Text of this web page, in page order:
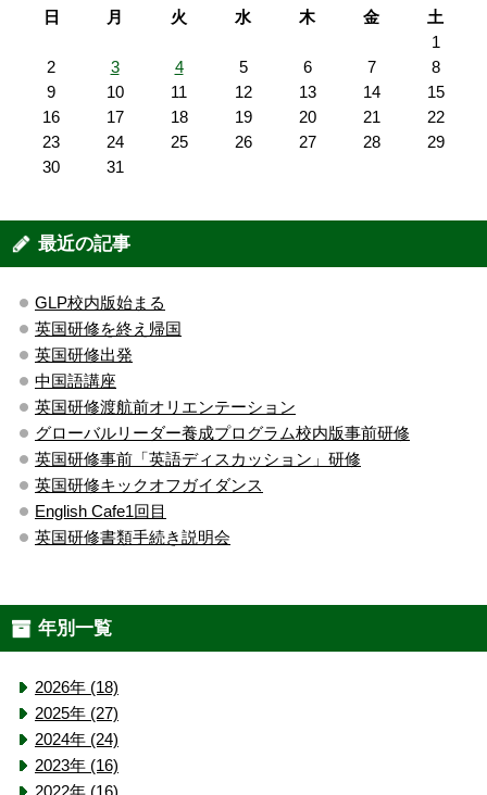
日
月 火 水 木 金
土
1
2
3 4 5 6 7
8
9
10 11 12 13 14
15
16
17 18 19 20 21
22
23
24 25 26 27 28
29
30
31
最近の記事
GLP校内版始まる
英国研修を終え帰国
英国研修出発
中国語講座
英国研修渡航前オリエンテーション
グローバルリーダー養成プログラム校内版事前研修
英国研修事前「英語ディスカッション」研修
英国研修キックオフガイダンス
English Cafe1回目
英国研修書類手続き説明会
年別一覧
2026年 (18)
2025年 (27)
2024年 (24)
2023年 (16)
2022年 (16)